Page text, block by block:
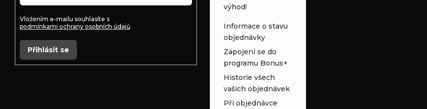
Vložením e-mailu souhlasíte s
podmínkami ochrany osobních údajů
Přihlásit se
výhod!
Informace o stavu
objednávky
Zapojení se do
programu Bonus+
Historie všech
vašich objednávek
Při objednávce